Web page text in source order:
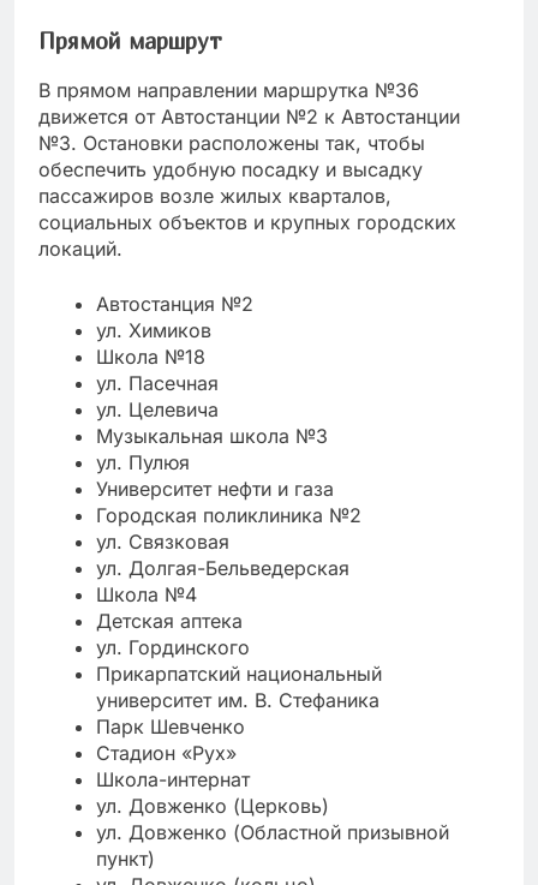
Прямой маршрут
В прямом направлении маршрутка №36
движется от Автостанции №2 к Автостанции
№3. Остановки расположены так, чтобы
обеспечить удобную посадку и высадку
пассажиров возле жилых кварталов,
социальных объектов и крупных городских
локаций.
Автостанция №2
ул. Химиков
Школа №18
ул. Пасечная
ул. Целевича
Музыкальная школа №3
ул. Пулюя
Университет нефти и газа
Городская поликлиника №2
ул. Связковая
ул. Долгая-Бельведерская
Школа №4
Детская аптека
ул. Гординского
Прикарпатский национальный
университет им. В. Стефаника
Парк Шевченко
Стадион «Рух»
Школа-интернат
ул. Довженко (Церковь)
ул. Довженко (Областной призывной
пункт)